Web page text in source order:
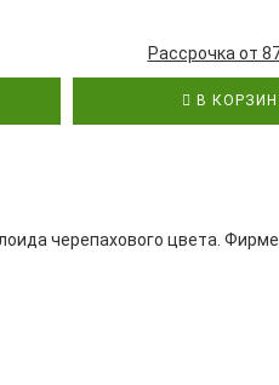
Рассрочка от
В
черепахового цвета.